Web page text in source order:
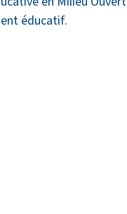
éducatif.